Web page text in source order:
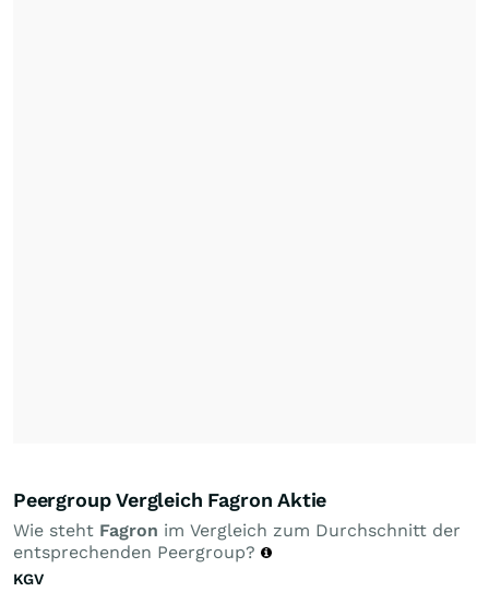
Peergroup Vergleich Fagron Aktie
Wie steht Fagron im Vergleich zum Durchschnitt der
entsprechenden Peergroup?
KGV